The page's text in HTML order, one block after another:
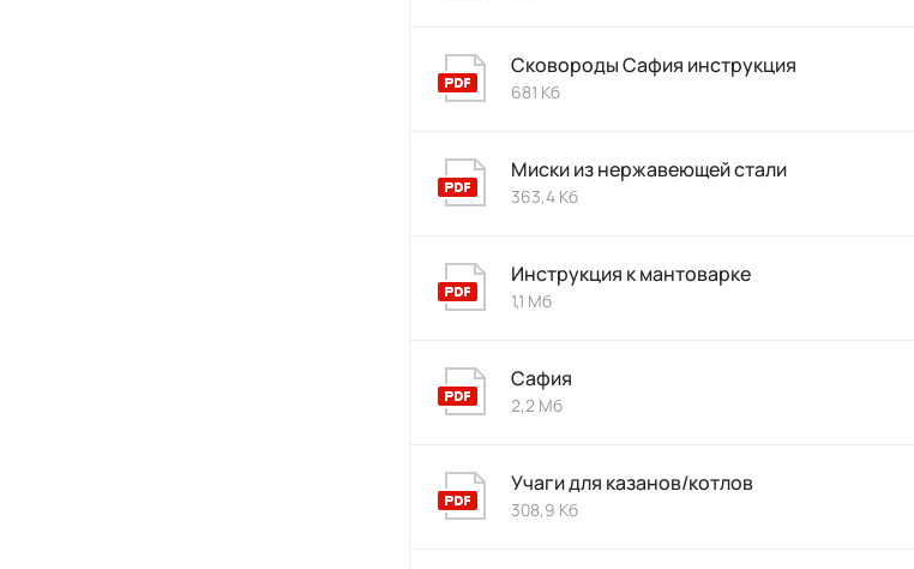
Сковороды Сафия инструкция
681 Кб
Миски из нержавеющей стали
363,4 Кб
Инструкция к мантоварке
1,1 Мб
Сафия
2,2 Мб
Учаги для казанов/котлов
308,9 Кб